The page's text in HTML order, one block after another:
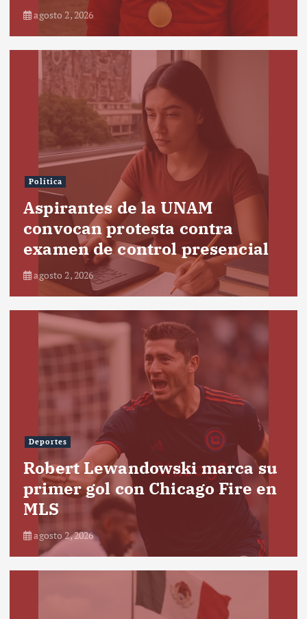
agosto 2, 2026
Política
Aspirantes de la UNAM
convocan protesta contra
examen de control presencial
agosto 2, 2026
Deportes
Robert Lewandowski marca su
primer gol con Chicago Fire en
MLS
agosto 2, 2026